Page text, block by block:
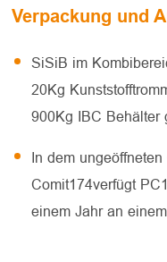
Verpackung und
SiSiB im
20Kg
900Kg IBC Behälter
In dem
Comit174verfügt
einem Jahr an